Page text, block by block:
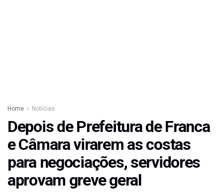
Home Notícias
Depois de Prefeitura de Franca
e Câmara virarem as costas
para negociações, servidores
aprovam greve geral